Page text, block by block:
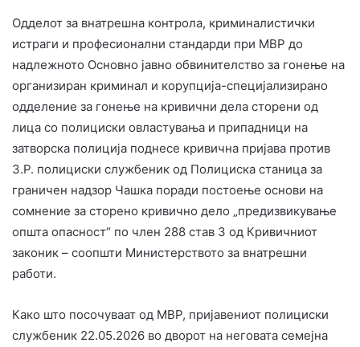
Одделот за внатрешна контрола, криминалистички
истраги и професионални стандарди при МВР до
надлежното Основно јавно обвинителство за гонење на
организиран криминал и корупција-специјализирано
одделение за гонење на кривични дела сторени од
лица со полициски овластувања и припадници на
затворска полиција поднесе кривична пријава против
З.Р. полициски службеник од Полициска станица за
граничен надзор Чашка поради постоење основи на
сомнение за сторено кривично дело „предизвикување
општа опасност“ по член 288 став 3 од Кривичниот
законик – соопшти Министерството за внатрешни
работи.
Како што посочуваат од МВР, пријавениот полициски
службеник 22.05.2026 во дворот на неговата семејна